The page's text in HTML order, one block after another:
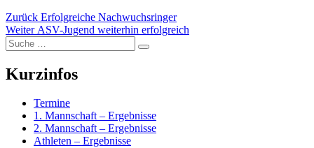
Beitragsnavigation
Zurück Vorheriger
Beitrag:
Erfolgreiche Nachwuchsringer
Weiter Nächster
ASV-Jugend weiterhin erfolgreich
Suche
nach:
Suchen
Kurzinfos
Termine
1. Mannschaft – Ergebnisse
2. Mannschaft – Ergebnisse
Athleten – Ergebnisse